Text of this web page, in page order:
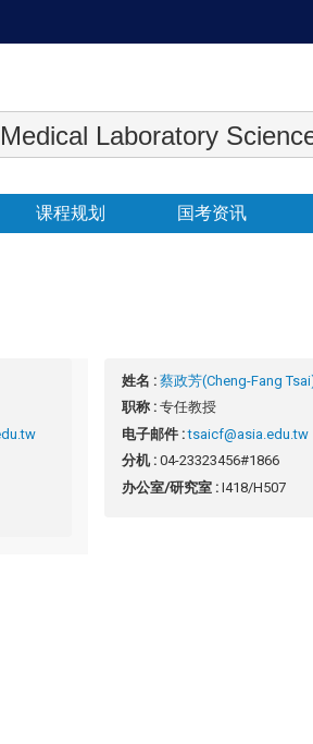
Laboratory
课程规划 国考资讯
姓名 : 蔡政芳(Cheng-Fang
职称 : 专任教授
电子邮件 :tsaicf@asia.edu.tw
分机 : 04-23323456#1866
办公室/研究室 : I418/H507